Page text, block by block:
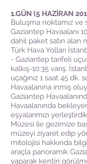
1.GÜN (5 HAZİRAN
Buluşma noktamız ve
Gaziantep Havaalanı
dahil paket satın alan
Türk Hava Yolları
- Gaziantep tarifeli
kalkış-10:35 varış.
uçağınız 1 saat 45 dk.
Havaalanına inmiş
Gaziantep
Havaalanında
eşyalarımızı
Müzesi ile gezimize
müzeyi ziyaret edip
mitolojisi hakkında
araçla panoramik
yaparak kentin